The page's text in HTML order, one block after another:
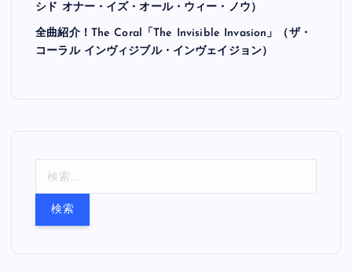
シド オナー・イズ・オール・ウィー・ノウ）
全曲紹介！The Coral「The Invisible Invasion」（ザ・
コーラル インヴィジブル・インヴェイジョン）